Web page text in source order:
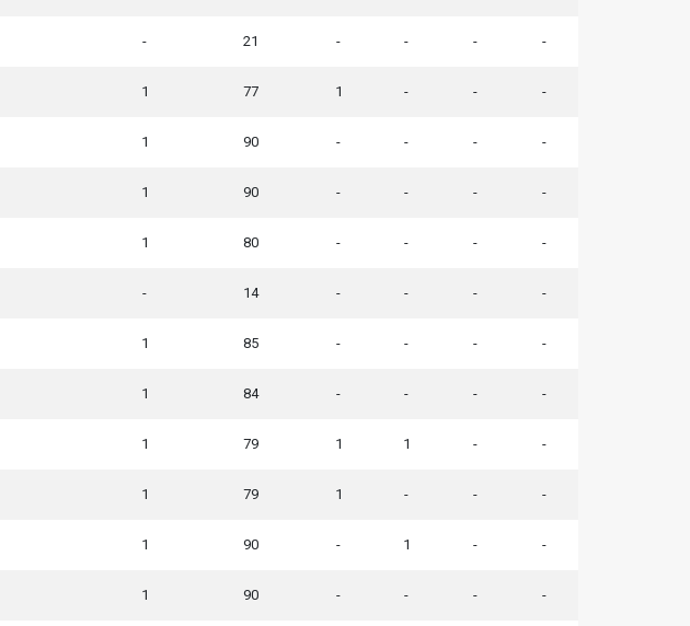
- 21 - - - -
1 77 1 - - -
1 90 - - - -
1 90 - - - -
1 80 - - - -
- 14 - - - -
1 85 - - - -
1 84 - - - -
1 79 1 1 - -
1 79 1 - - -
1 90 - 1 - -
1 90 - - - -